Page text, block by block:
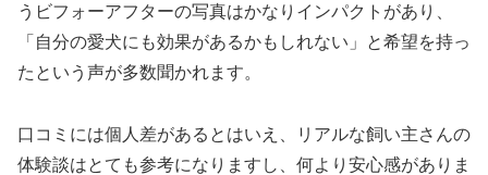
うビフォーアフターの写真はかなりインパクトがあり、
「自分の愛犬にも効果があるかもしれない」と希望を持っ
たという声が多数聞かれます。
口コミには個人差があるとはいえ、リアルな飼い主さんの
体験談はとても参考になりますし、何より安心感がありま